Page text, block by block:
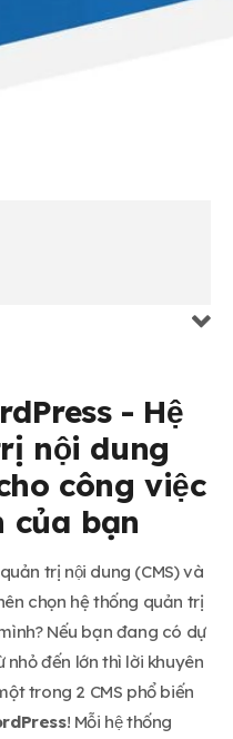
- Hệ
nội dung
công việc
của bạn
trị nội dung (CMS) và
chọn hệ thống quản trị
Nếu bạn đang có dự
đến lớn thì lời khuyên
trong 2 CMS phổ biến
! Mỗi hệ thống